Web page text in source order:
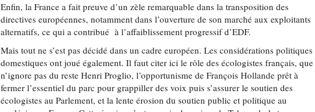
Enfin, la France a fait preuve d’un zèle remarquable dans la transposition des
directives européennes, notamment dans l’ouverture de son marché aux exploitants
alternatifs, ce qui a contribué à l’affaiblissement progressif d’EDF.
Mais tout ne s’est pas décidé dans un cadre européen. Les considérations politiques
domestiques ont joué également. Il faut citer ici le rôle des écologistes français, que
n’ignore pas du reste Henri Proglio, l’opportunisme de François Hollande prêt à
fermer l’essentiel du parc pour grappiller des voix puis s’assurer le soutien des
écologistes au Parlement, et la lente érosion du soutien public et politique au